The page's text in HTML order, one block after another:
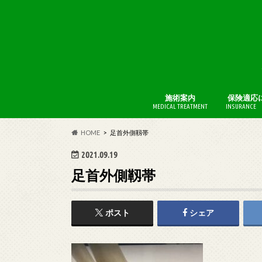
施術案内
MEDICAL TREATMENT
保険適応
INSURANCE
HOME 足首外側靱帯
2021.09.19
足首外側靱帯
ポスト シェア